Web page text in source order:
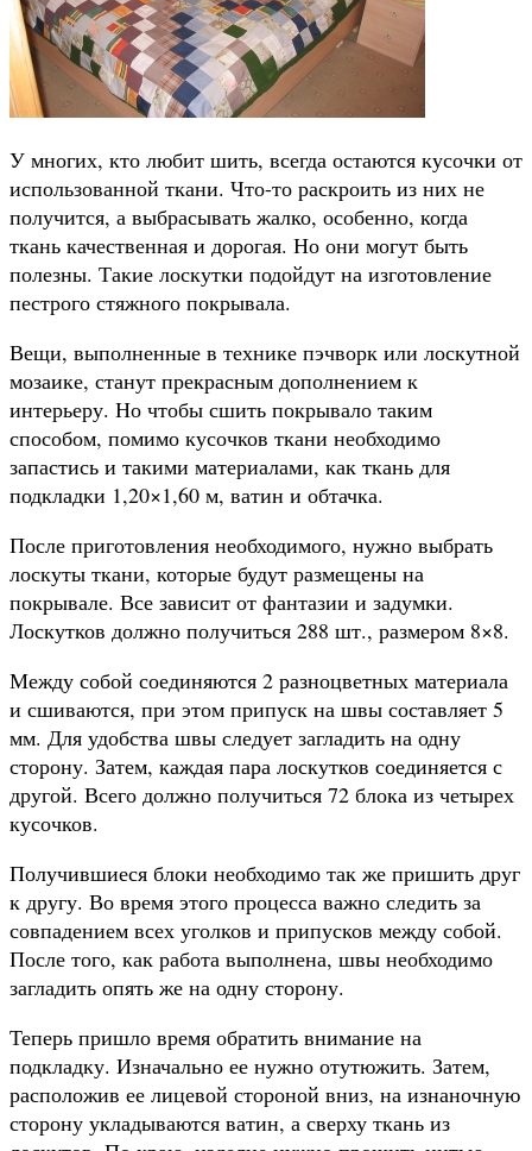
У многих, кто любит шить, всегда остаются кусочки от
использованной ткани. Что-то раскроить из них не
получится, а выбрасывать жалко, особенно, когда
ткань качественная и дорогая. Но они могут быть
полезны. Такие лоскутки подойдут на изготовление
пестрого стяжного покрывала.
Вещи, выполненные в технике пэчворк или лоскутной
мозаике, станут прекрасным дополнением к
интерьеру. Но чтобы сшить покрывало таким
способом, помимо кусочков ткани необходимо
запастись и такими материалами, как ткань для
подкладки 1,20×1,60 м, ватин и обтачка.
После приготовления необходимого, нужно выбрать
лоскуты ткани, которые будут размещены на
покрывале. Все зависит от фантазии и задумки.
Лоскутков должно получиться 288 шт., размером 8×8.
Между собой соединяются 2 разноцветных материала
и сшиваются, при этом припуск на швы составляет 5
мм. Для удобства швы следует загладить на одну
сторону. Затем, каждая пара лоскутков соединяется с
другой. Всего должно получиться 72 блока из четырех
кусочков.
Получившиеся блоки необходимо так же пришить друг
к другу. Во время этого процесса важно следить за
совпадением всех уголков и припусков между собой.
После того, как работа выполнена, швы необходимо
загладить опять же на одну сторону.
Теперь пришло время обратить внимание на
подкладку. Изначально ее нужно отутюжить. Затем,
расположив ее лицевой стороной вниз, на изнаночную
сторону укладываются ватин, а сверху ткань из